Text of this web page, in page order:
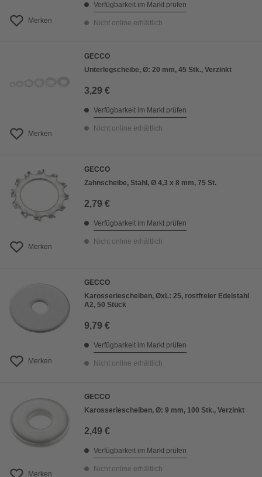
Merken
Verfügbarkeit im Markt prüfen
Nicht online erhältlich
Merken
GECCO
Unterlegscheibe, Ø: 20 mm, 45 Stk., Verzinkt
3,29 €
Verfügbarkeit im Markt prüfen
Nicht online erhältlich
Merken
GECCO
Zahnscheibe, Stahl, Ø 4,3 x 8 mm, 75 St.
2,79 €
Verfügbarkeit im Markt prüfen
Nicht online erhältlich
Merken
GECCO
Karosseriescheiben, ØxL: 25, rostfreier Edelstahl
A2, 50 Stück
9,79 €
Verfügbarkeit im Markt prüfen
Nicht online erhältlich
Merken
GECCO
Karosseriescheiben, Ø: 9 mm, 100 Stk., Verzinkt
2,49 €
Verfügbarkeit im Markt prüfen
Nicht online erhältlich